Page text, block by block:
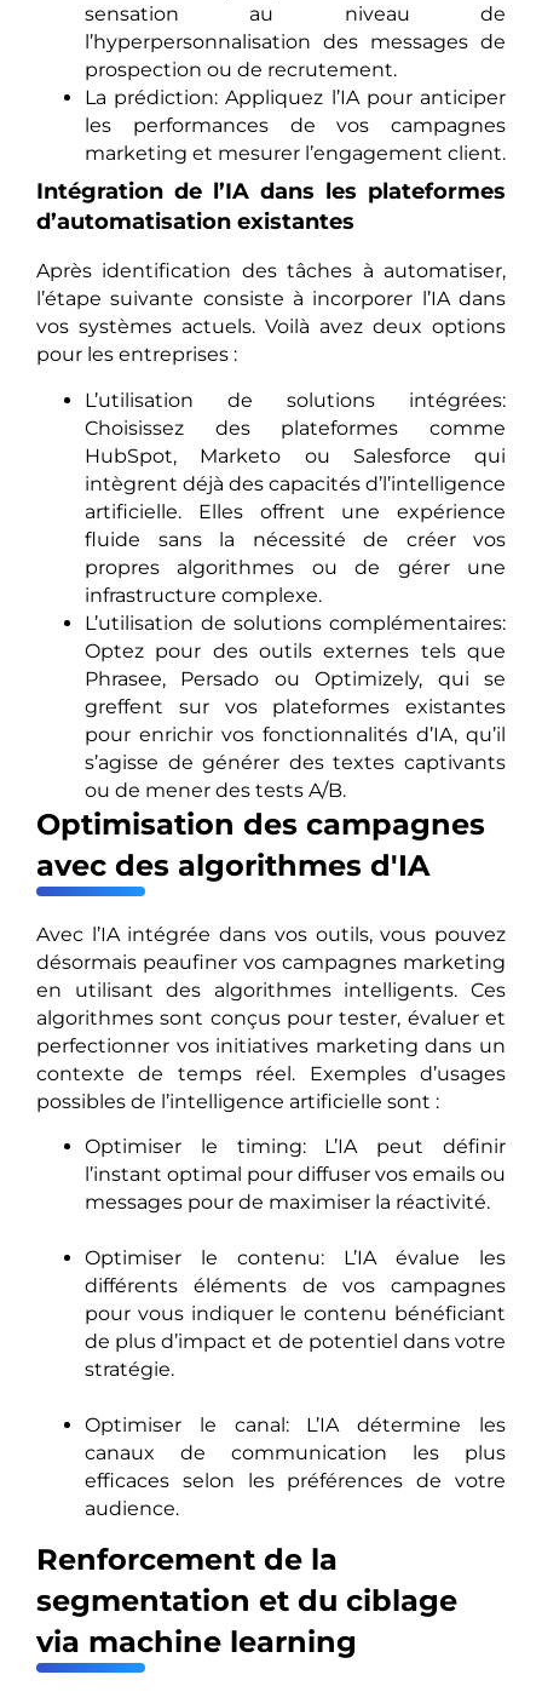
sensation au niveau de
l’hyperpersonnalisation des messages de
prospection ou de recrutement.
La prédiction: Appliquez l’IA pour anticiper
les performances de vos campagnes
marketing et mesurer l’engagement client.
Intégration de l’IA dans les plateformes
d’automatisation existantes
Après identification des tâches à automatiser,
l’étape suivante consiste à incorporer l’IA dans
vos systèmes actuels. Voilà avez deux options
pour les entreprises :
L’utilisation de solutions intégrées:
Choisissez des plateformes comme
HubSpot, Marketo ou Salesforce qui
intègrent déjà des capacités d’l’intelligence
artificielle. Elles offrent une expérience
fluide sans la nécessité de créer vos
propres algorithmes ou de gérer une
infrastructure complexe.
L’utilisation de solutions complémentaires:
Optez pour des outils externes tels que
Phrasee, Persado ou Optimizely, qui se
greffent sur vos plateformes existantes
pour enrichir vos fonctionnalités d’IA, qu’il
s’agisse de générer des textes captivants
ou de mener des tests A/B.
Optimisation des campagnes
avec des algorithmes d'IA
Avec l’IA intégrée dans vos outils, vous pouvez
désormais peaufiner vos campagnes marketing
en utilisant des algorithmes intelligents. Ces
algorithmes sont conçus pour tester, évaluer et
perfectionner vos initiatives marketing dans un
contexte de temps réel. Exemples d’usages
possibles de l’intelligence artificielle sont :
Optimiser le timing: L’IA peut définir
l’instant optimal pour diffuser vos emails ou
messages pour de maximiser la réactivité.
Optimiser le contenu: L’IA évalue les
différents éléments de vos campagnes
pour vous indiquer le contenu bénéficiant
de plus d’impact et de potentiel dans votre
stratégie.
Optimiser le canal: L’IA détermine les
canaux de communication les plus
efficaces selon les préférences de votre
audience.
Renforcement de la
segmentation et du ciblage
via machine learning